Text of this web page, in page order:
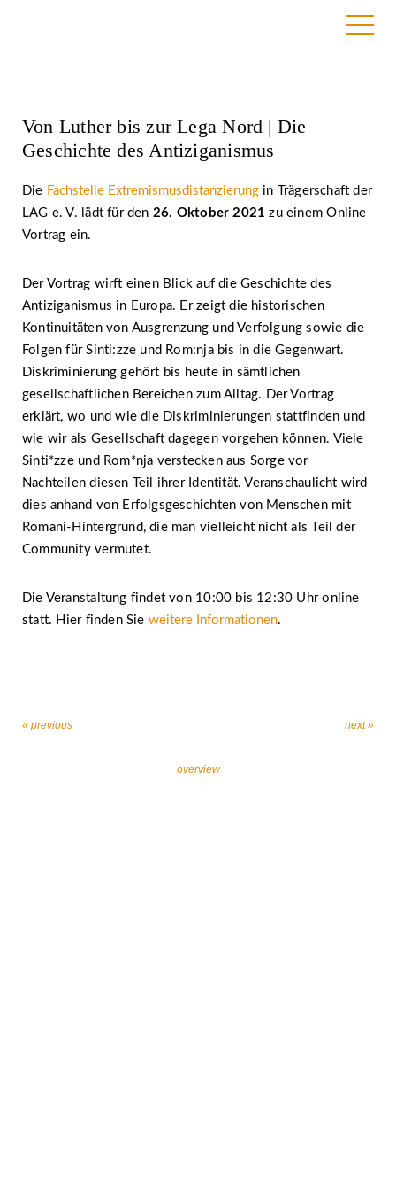
Von Luther bis zur Lega Nord | Die
Geschichte des Antiziganismus
Die Fachstelle Extremismusdistanzierungin Trägerschaft der
LAG e. V. lädt für den 26. Oktober 2021 zu einem Online
Vortrag ein.
Der Vortrag wirft einen Blick auf die Geschichte des
Antiziganismus in Europa. Er zeigt die historischen
Kontinuitäten von Ausgrenzung und Verfolgung sowie die
Folgen für Sinti:zze und Rom:nja bis in die Gegenwart.
Diskriminierung gehört bis heute in sämtlichen
gesellschaftlichen Bereichen zum Alltag. Der Vortrag
erklärt, wo und wie die Diskriminierungen stattfinden und
wie wir als Gesellschaft dagegen vorgehen können. Viele
Sinti*zze und Rom*nja verstecken aus Sorge vor
Nachteilen diesen Teil ihrer Identität. Veranschaulicht wird
dies anhand von Erfolgsgeschichten von Menschen mit
Romani-Hintergrund, die man vielleicht nicht als Teil der
Community vermutet.
Die Veranstaltung findet von 10:00 bis 12:30 Uhr online
statt. Hier finden Sie weitere Informationen.
« previous
overview
next »